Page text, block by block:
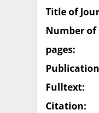
Title of
Number of
pages:
Fulltext:
Citation: